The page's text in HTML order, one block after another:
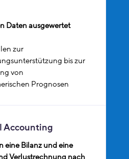
Daten ausgewertet
zur
bis zur
von
Prognosen
Accounting
eine Bilanz und eine
Verlustrechnung nach